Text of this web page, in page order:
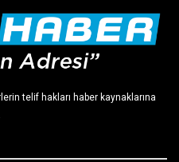
telif hakları haber kaynaklarına